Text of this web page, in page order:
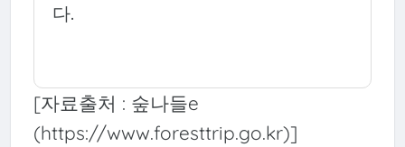
다.
[자료출처 : 숲나들e
(https://www.foresttrip.go.kr)]